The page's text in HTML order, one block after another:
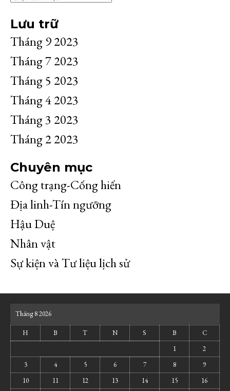
Lưu trữ
Tháng 9 2023
Tháng 7 2023
Tháng 5 2023
Tháng 4 2023
Tháng 3 2023
Tháng 2 2023
Chuyên mục
Công trạng-Cống hiến
Địa linh-Tín ngưỡng
Hậu Duệ
Nhân vật
Sự kiện và Tư liệu lịch sử
Tháng 8 2026
H B T N S B
C
1
2
3
4 5 6 7 8
9
10
11 12 13 14 15 16